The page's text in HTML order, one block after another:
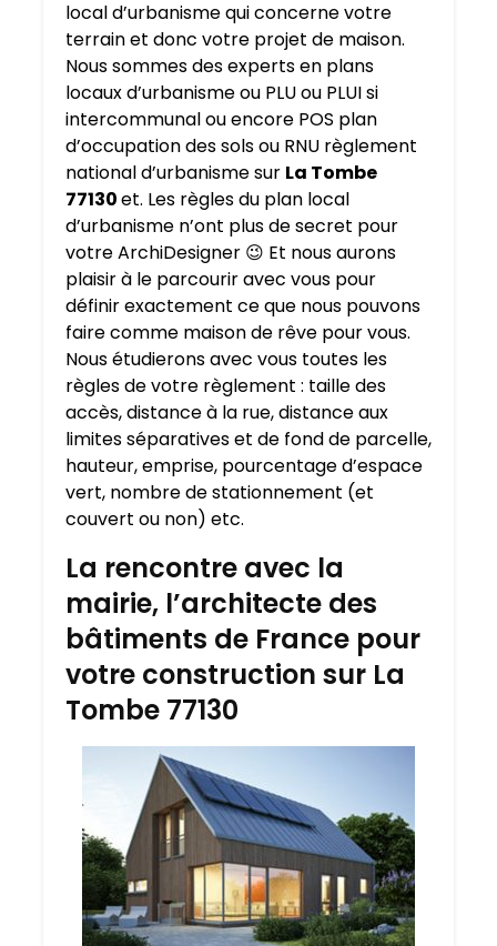
local d’urbanisme qui concerne votre
terrain et donc votre projet de maison.
Nous sommes des experts en plans
locaux d’urbanisme ou PLU ou PLUI si
intercommunal ou encore POS plan
d’occupation des sols ou RNU règlement
national d’urbanisme sur La Tombe
77130et. Les règles du plan local
d’urbanisme n’ont plus de secret pour
votre ArchiDesigner 😉 Et nous aurons
plaisir à le parcourir avec vous pour
définir exactement ce que nous pouvons
faire comme maison de rêve pour vous.
Nous étudierons avec vous toutes les
règles de votre règlement : taille des
accès, distance à la rue, distance aux
limites séparatives et de fond de parcelle,
hauteur, emprise, pourcentage d’espace
vert, nombre de stationnement (et
couvert ou non) etc.
La rencontre avec la
mairie, l’architecte des
bâtiments de France pour
votre construction sur La
Tombe 77130